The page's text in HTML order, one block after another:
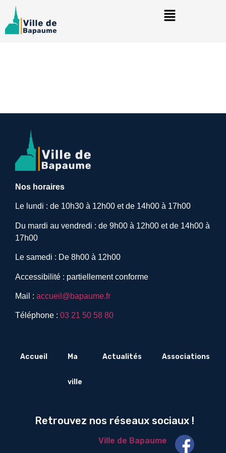
Nos horaires
Le lundi : de 10h30 à 12h00 et de 14h00 à 17h00
Du mardi au vendredi : de 9h00 à 12h00 et de 14h00 à
17h00
Le samedi : De 8h00 à 12h00
Accessibilité : partiellement conforme
Mail : accueil@bapaume.fr
Téléphone : 03 21 50 58 80
Accueil Ma
ville
Actualités Associations
Retrouvez nos réseaux sociaux !
Ville de Bapaume